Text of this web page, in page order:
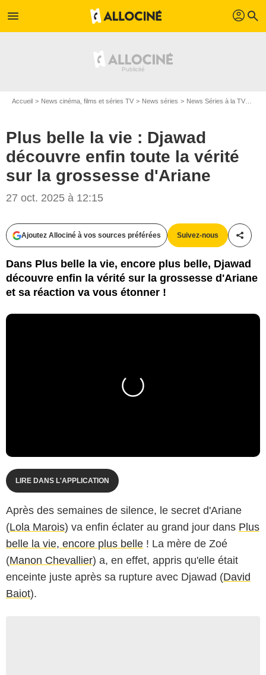
menu profil search
Accueil News cinéma, films et séries TV News séries News Séries à la TV
Plus belle la vie : Djawad
découvre enfin toute la vérité
sur la grossesse d'Ariane
27 oct. 2025 à 12:15
Ajoutez Allociné à vos sources préférées Suivez-nous
Dans Plus belle la vie, encore plus belle, Djawad
découvre enfin la vérité sur la grossesse d'Ariane
et sa réaction va vous étonner !
LIRE DANS L'APPLICATION
Après des semaines de silence, le secret d'Ariane
(Lola Marois) va enfin éclater au grand jour dans Plus
belle la vie, encore plus belle ! La mère de Zoé
(Manon Chevallier) a, en effet, appris qu'elle était
enceinte juste après sa rupture avec Djawad (David
Baiot).